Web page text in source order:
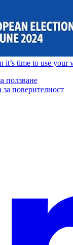
it’s time to use your
ползване
поверителност